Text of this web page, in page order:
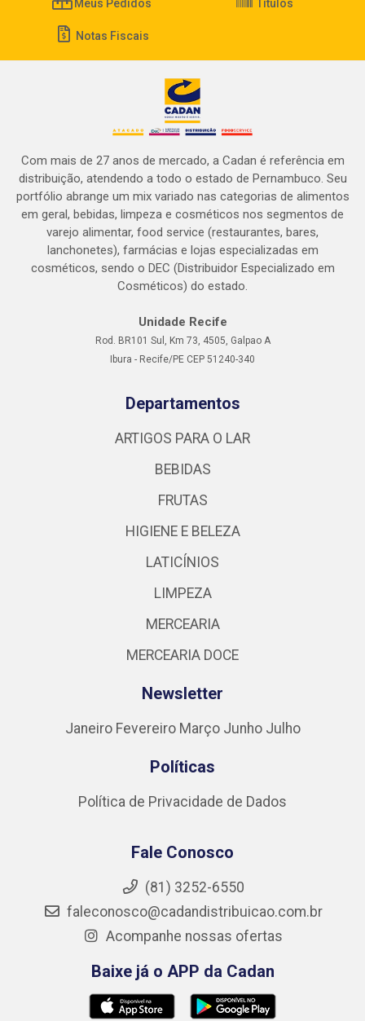
Meus Pedidos Títulos
Notas Fiscais
Com mais de 27 anos de mercado, a Cadan é referência em
distribuição, atendendo a todo o estado de Pernambuco. Seu
portfólio abrange um mix variado nas categorias de alimentos
em geral, bebidas, limpeza e cosméticos nos segmentos de
varejo alimentar, food service (restaurantes, bares,
lanchonetes), farmácias e lojas especializadas em
cosméticos, sendo o DEC (Distribuidor Especializado em
Cosméticos) do estado.
Unidade Recife
Rod. BR101 Sul, Km 73, 4505, Galpao A
Ibura - Recife/PE CEP 51240-340
Departamentos
ARTIGOS PARA O LAR
BEBIDAS
FRUTAS
HIGIENE E BELEZA
LATICÍNIOS
LIMPEZA
MERCEARIA
MERCEARIA DOCE
Newsletter
Janeiro Fevereiro Março Junho Julho
Políticas
Política de Privacidade de Dados
Fale Conosco
(81) 3252-6550
faleconosco@cadandistribuicao.com.br
Acompanhe nossas ofertas
Baixe já o APP da Cadan